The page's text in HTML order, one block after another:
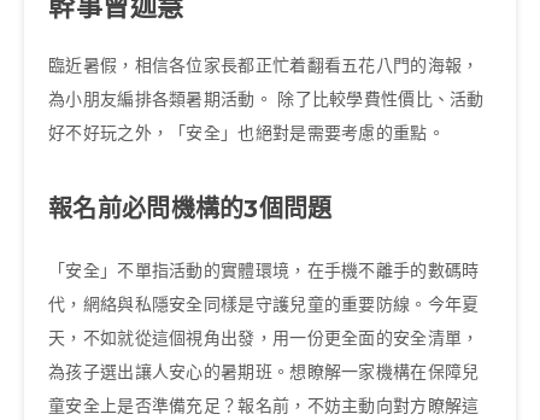
幹事曾迦慧
臨近暑假，相信各位家長都正忙着翻看五花八門的海報，
為小朋友編排各類暑期活動。 除了比較學費性價比、活動
好不好玩之外，「安全」也絕對是需要考慮的重點。
報名前必問機構的3個問題
「安全」不單指活動的實體環境，在手機不離手的數碼時
代，網絡與私隱安全同樣是守護兒童的重要防線。今年夏
天，不如就從這個視角出發，用一份更全面的安全清單，
為孩子選出讓人安心的暑期班。想瞭解一家機構在保障兒
童安全上是否準備充足？報名前，不妨主動向對方瞭解這